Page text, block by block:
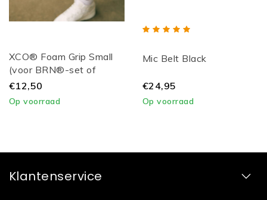
XCO® Foam Grip Small
(voor BRN®-set of
XCO® S / M)
€12,50
Op voorraad
Mic Belt Black
€24,95
Op voorraad
Klantenservice